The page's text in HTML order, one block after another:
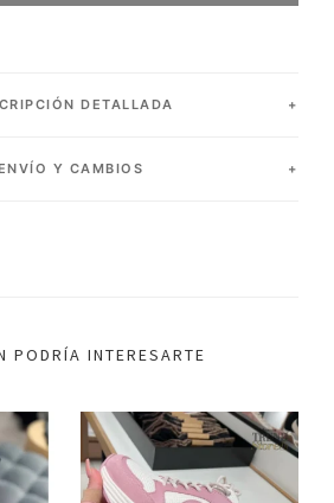
DETALLADA
Y CAMBIOS
PODRÍA INTERESARTE